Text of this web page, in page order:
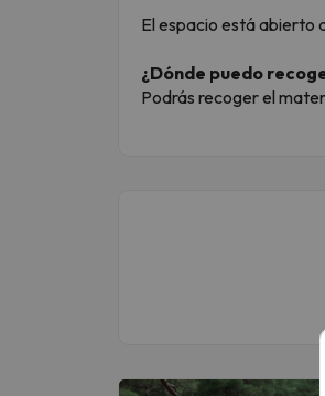
El espacio está abierto
¿Dónde puedo
Podrás recoger el